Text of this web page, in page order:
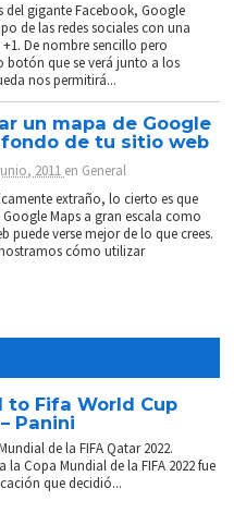
del gigante Facebook, Google
de las redes sociales con una
De nombre sencillo pero
botón que se verá junto a los
nos permitirá...
un mapa de Google
fondo de tu sitio web
2011 en General
extraño, lo cierto es que
Maps a gran escala como
puede verse mejor de lo que crees.
cómo utilizar
to Fifa World Cup
Panini
de la FIFA Qatar 2022.
la Copa Mundial de la FIFA 2022 fue
que decidió...